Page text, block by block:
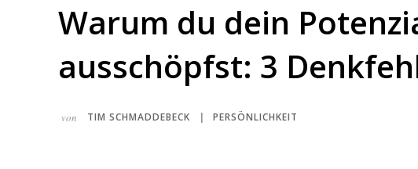
Warum du dein
ausschöpfst: 3
von TIM SCHMADDEBECK PERSÖNLICHKEIT